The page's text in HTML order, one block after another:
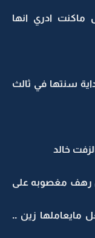
ادري انها
سنتها في ثالث
خالد
رهف مغصوبه على
مايعاملها زين ..